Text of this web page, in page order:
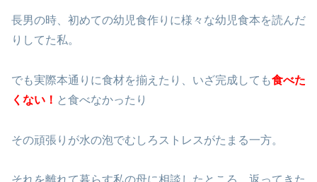
長男の時、初めての幼児食作りに様々な幼児食本を読んだ
りしてた私。
でも実際本通りに食材を揃えたり、いざ完成しても食べた
くない！ と食べなかったり
その頑張りが水の泡でむしろストレスがたまる一方。